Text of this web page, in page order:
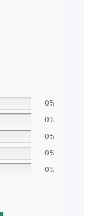
0%
0%
0%
0%
0%